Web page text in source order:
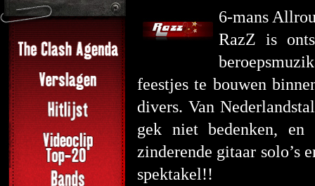
6-mans
RazZ is
feestjes te bouwen
divers. Van
gek niet bedenken,
zinderende gitaar solo’s
spektakel!!